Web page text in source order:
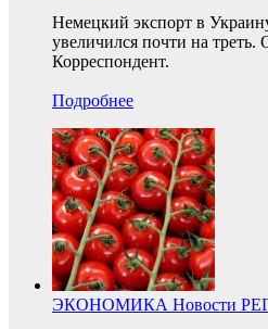
Немецкий экспорт в
увеличился почти на треть.
Корреспондент.
Подробнее
ЭКОНОМИКА Новости